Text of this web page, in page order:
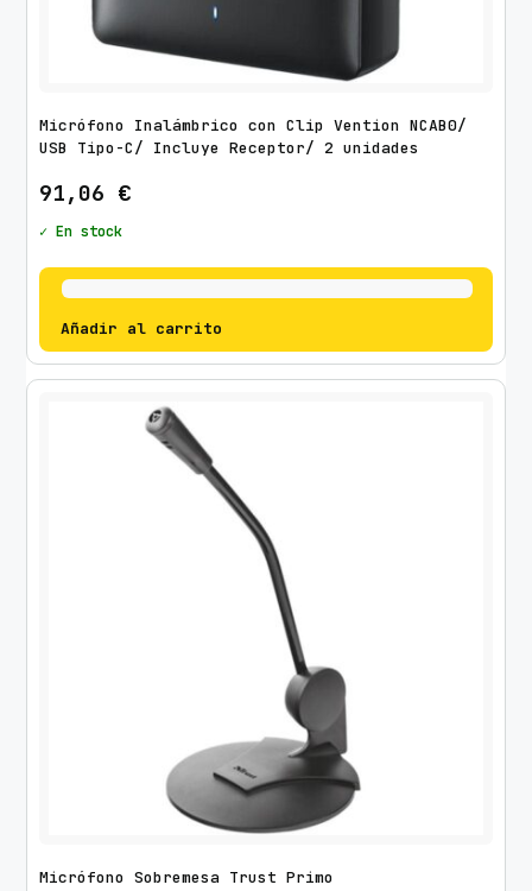
Micrófono Inalámbrico con Clip Vention NCAB0/
USB Tipo-C/ Incluye Receptor/ 2 unidades
91,06 €
✓ En stock
Añadir al carrito
Micrófono Sobremesa Trust Primo